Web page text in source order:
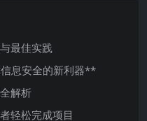
最佳实践
息安全的新利器**
解析
轻松完成项目